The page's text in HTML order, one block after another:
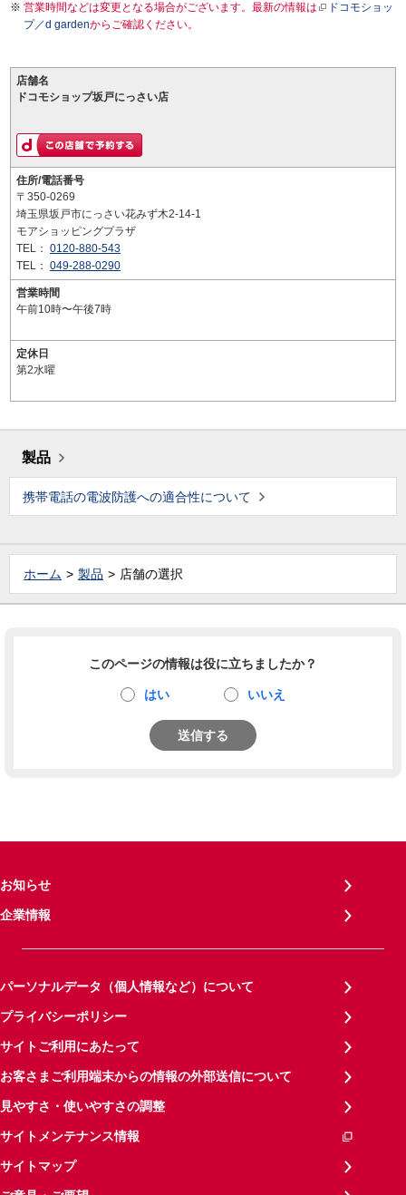
営業時間などは変更となる場合がございます。最新の情報は
ドコモショッ
プ／d gardenからご確認ください。
店舗名
ドコモショップ坂戸にっさい店
住所/電話番号
〒350-0269
埼玉県坂戸市にっさい花みず木2-14-1
モアショッピングプラザ
TEL： 0120-880-543
TEL： 049-288-0290
営業時間
午前10時〜午後7時
定休日
第2水曜
製品
携帯電話の電波防護への適合性について
ホーム 製品 店舗の選択
このページの情報は役に立ちましたか？
はい いいえ
送信する
お知らせ
企業情報
パーソナルデータ（個人情報など）について
プライバシーポリシー
サイトご利用にあたって
お客さまご利用端末からの情報の外部送信について
見やすさ・使いやすさの調整
サイトメンテナンス情報
サイトマップ